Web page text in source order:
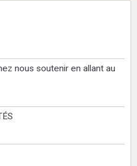
nous soutenir en allant au